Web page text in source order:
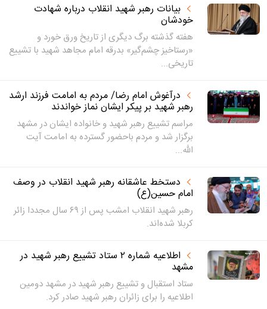
بیانات رهبر شهید انقلاب درباره شهادت
خودشان‌
هفته گذشته برگ دیگری از تاریخ ورق خورد و
«رستاخیز چشم‌گیر» بدرقه امام مجاهد شهید با تشییع
تاریخی...
درآغوش امام رضا/ مردم به امامت فرزند ارشد
رهبر شهید بر پیکر ایشان نماز خواندند
مراسم تشییع رهبر شهید و خانواده ایشان در مشهد
برگزار شد و مردم باحضور گسترده به امامت آیت
الله...
دستخط عاشقانه رهبر شهید انقلاب در وصف
امام حسین(ع)
رهبر شهید انقلاب امشب پس از ۶۹ سال مجددا زائر
کربلا شده‌اند.
اطلاعیه شماره ۲ ستاد تشییع رهبر شهید در
مشهد
ستاد استقبال و تشییع رهبر شهید در مشهد دومین
اطلاعیه را برای زائران رهبر شهید صادر کرد.